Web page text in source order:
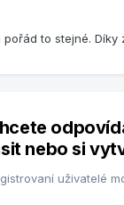
to stejné. Díky
nebo si
uživatelé